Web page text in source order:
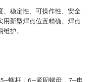
、稳定性、可操作性、安全
用新型焊点位置精确、焊点
护。
螺杆，6—紧固螺母，7—电